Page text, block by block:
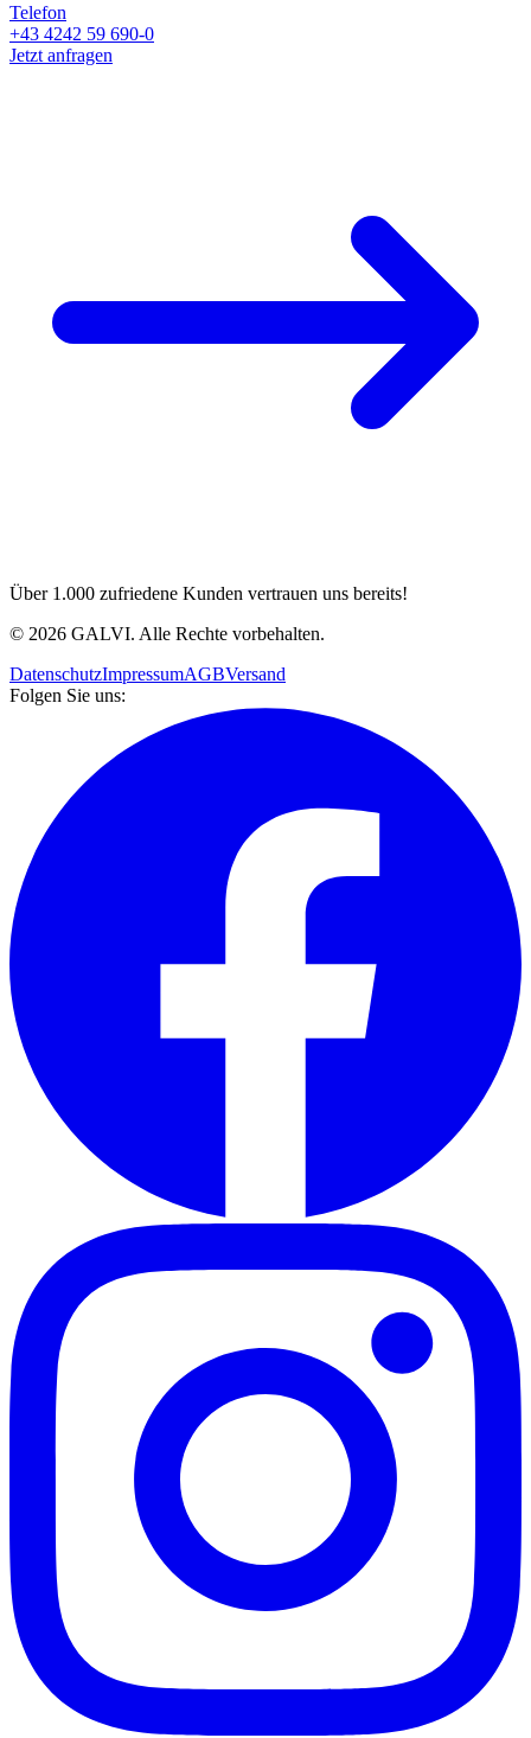
Telefon
+43 4242 59 690-0
Jetzt anfragen
Über 1.000 zufriedene Kunden vertrauen uns bereits!
© 2026 GALVI. Alle Rechte vorbehalten.
DatenschutzImpressumAGBVersand
Folgen Sie uns: